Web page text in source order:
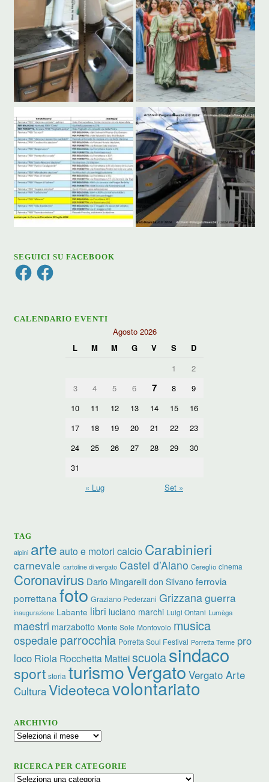
SEGUICI SU FACEBOOK
FacebookFacebook
CALENDARIO EVENTI
Agosto 2026
L
M M G V S
D
1
2
3
4 5 6 7 8
9
10
11 12 13 14 15
16
17
18 19 20 21 22
23
24
25 26 27 28 29
30
31
« Lug
Set »
TAG
alpini arte auto e motori calcio Carabinieri
carnevale cartoline di vergato Castel d’Aiano Cereglio cinema
Coronavirus Dario Mingarelli don Silvano ferrovia
porrettana foto Graziano Pederzani Grizzanaguerra
inaugurazione Labante libri luciano marchi Luigi Ontani Lumèga
maestri marzabotto Monte Sole Montovolo musica
ospedale parrocchia Porretta Soul Festival Porretta Terme pro
loco Riola Rocchetta Matteiscuolasindaco
sport storia turismoVergato Vergato Arte
CulturaVideotecavolontariato
ARCHIVIO
Archivio
RICERCA PER CATEGORIE
Ricerca